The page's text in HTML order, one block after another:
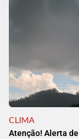
CLIMA
Atenção! Alerta de